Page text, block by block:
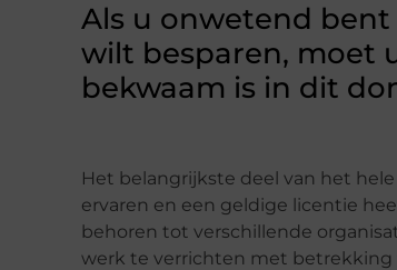
Als u onwetend
wilt besparen, moet
bekwaam is in dit
Het belangrijkste deel van het
ervaren en een geldige licentie
behoren tot verschillende
werk te verrichten met betrekking